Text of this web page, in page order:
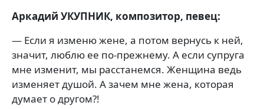
Аркадий УКУПНИК, композитор, певец:
— Если я изменю жене, а потом вернусь к ней,
значит, люблю ее по-прежнему. А если супруга
мне изменит, мы расстанемся. Женщина ведь
изменяет душой. А зачем мне жена, которая
думает о другом?!